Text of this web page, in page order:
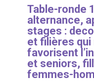
Table-ronde
alternance,
stages :
et filières
favorisent
et seniors,
femmes-